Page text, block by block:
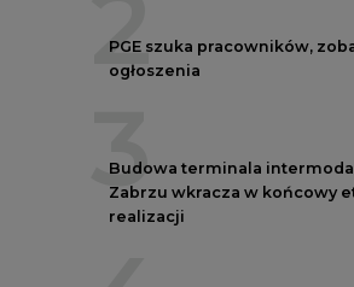
2
PGE szuka pracowników,
ogłoszenia
3
Budowa terminala
Zabrzu wkracza w końcowy
realizacji